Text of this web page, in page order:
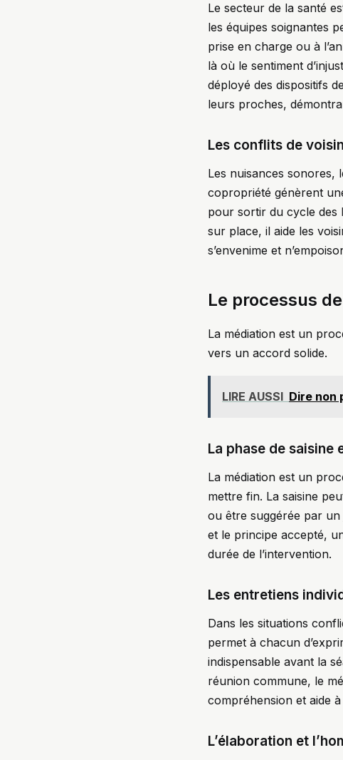
Le secteur de la santé
les équipes soignantes
prise en charge ou à
là où le sentiment
déployé des dispositifs
leurs proches,
Les conflits de
Les nuisances sonores,
copropriété génèrent
pour sortir du cycle des
sur place, il aide les
s’envenime et
Le processus
La médiation est un
vers un accord solide.
LIRE AUSSI Dire non
La phase de saisine
La médiation est un
mettre fin. La saisine
ou être suggérée par un
et le principe accepté,
durée de l’intervention.
Les entretiens
Dans les situations
permet à chacun
indispensable avant la
réunion commune, le
compréhension et aide
L’élaboration et